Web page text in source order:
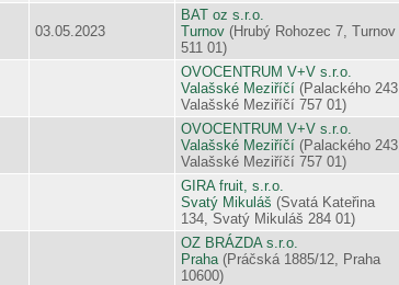
03.05.2023
BAT oz s.r.o.
Turnov (Hrubý Rohozec 7, Turnov
511 01)
OVOCENTRUM V+V s.r.o.
Valašské Meziříčí (Palackého 243,
Valašské Meziříčí 757 01)
OVOCENTRUM V+V s.r.o.
Valašské Meziříčí (Palackého 243,
Valašské Meziříčí 757 01)
GIRA fruit, s.r.o.
Svatý Mikuláš (Svatá Kateřina
134, Svatý Mikuláš 284 01)
OZ BRÁZDA s.r.o.
Praha (Práčská 1885/12, Praha
10600)